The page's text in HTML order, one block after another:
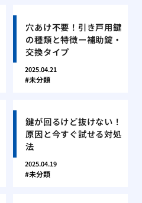
穴あけ不要！引き戸用鍵
の種類と特徴ー補助錠・
交換タイプ
2025.04.21
未分類
鍵が回るけど抜けない！
原因と今すぐ試せる対処
法
2025.04.19
未分類